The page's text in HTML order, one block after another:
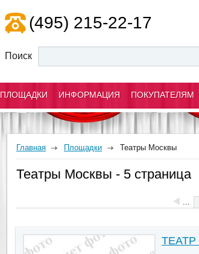
(495) 215-22-17
Поиск
ПЛОЩАДКИ ИНФОРМАЦИЯ ПОКУПАТЕЛЯМ
Главная Площадки Театры Москвы
Театры Москвы - 5 страница
...